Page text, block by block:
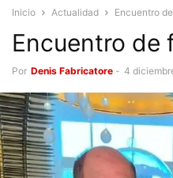
Inicio Actualidad Encuentro
Encuentro de
Por Denis Fabricatore - 4